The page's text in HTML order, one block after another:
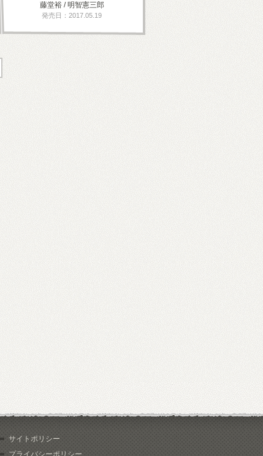
藤堂裕 / 明智憲三郎
発売日：2017.05.19
サイトポリシー
プライバシーポリシー